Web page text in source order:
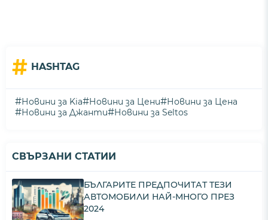
# HASHTAG
#Новини за Kia#Новини за Цени#Новини за Цена
#Новини за Джанти#Новини за Seltos
СВЪРЗАНИ СТАТИИ
БЪЛГАРИТЕ ПРЕДПОЧИТАТ ТЕЗИ
АВТОМОБИЛИ НАЙ-МНОГО ПРЕЗ
2024